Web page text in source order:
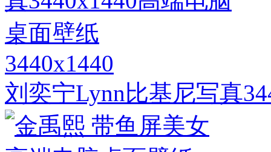
3440x1440
刘奕宁Lynn比基尼写真